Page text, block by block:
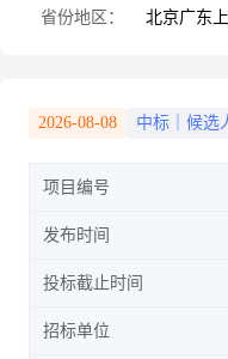
省份地区： 北京广东
2026-08-08 中标｜候选
项目编号
发布时间
投标截止时间
招标单位